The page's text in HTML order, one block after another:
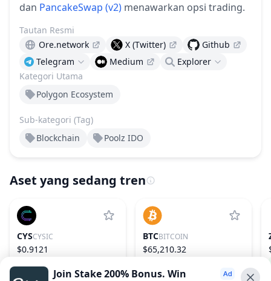
dan PancakeSwap (v2) menawarkan opsi trading.
Kategori Utama
Polygon Ecosystem
Sub-kategori (Tag)
Blockchain
Poolz IDO
Tautan Resmi
Ore.network
X (Twitter)
Github
Telegram
Medium Explorer
Aset yang sedang tren
CYSCYSIC
$0.9121
BTCBITCOIN
$65,210.32
Join Stake 200% Bonus. Win